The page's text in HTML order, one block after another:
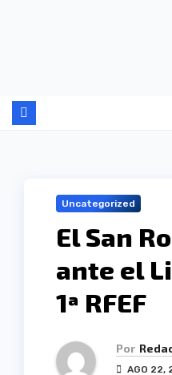
Uncategorized
El San
ante el
1ª RFEF
Por
AGO 22,